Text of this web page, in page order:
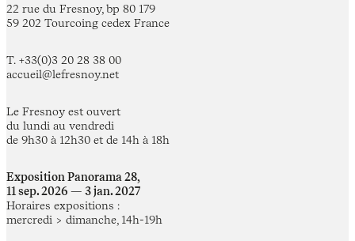
22 rue du Fresnoy, bp 80 179
59 202 Tourcoing cedex France
T. +33(0)3 20 28 38 00
accueil@lefresnoy.net
Le Fresnoy est ouvert
du lundi au vendredi
de 9h30 à 12h30 et de 14h à 18h
Exposition Panorama 28,
11 sep. 2026 — 3 jan. 2027
Horaires expositions :
mercredi > dimanche, 14h-19h